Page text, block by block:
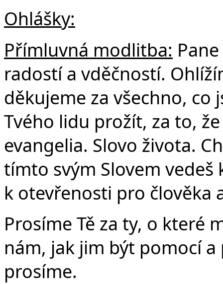
Ohlášky:
Přímluvná modlitba:
radostí a vděčností.
děkujeme za všechno, co
Tvého lidu prožít, za to,
evangelia. Slovo života.
tímto svým Slovem vedeš
k otevřenosti pro člověka
Prosíme Tě za ty, o které
nám, jak jim být pomocí a
prosíme.